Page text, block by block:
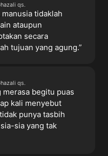
qs.
tidaklah
ataupun
secara
tujuan yang agung.”
qs.
merasa begitu puas
kali menyebut
punya tasbih
sia yang tak